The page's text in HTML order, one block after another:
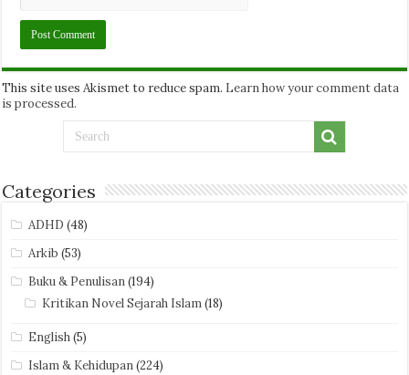
This site uses Akismet to reduce spam. Learn how your comment data
is processed.
Categories
ADHD (48)
Arkib (53)
Buku & Penulisan(194)
Kritikan Novel Sejarah Islam(18)
English(5)
Islam & Kehidupan(224)